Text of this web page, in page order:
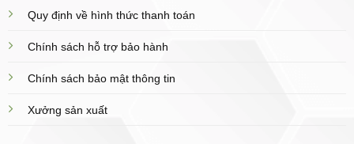
Quy định về hình thức thanh toán
Chính sách hỗ trợ bảo hành
Chính sách bảo mật thông tin
Xưởng sản xuất